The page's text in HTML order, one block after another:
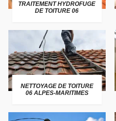
TRAITEMENT HYDROFUGE
DE TOITURE 06
NETTOYAGE DE TOITURE
06 ALPES-MARITIMES